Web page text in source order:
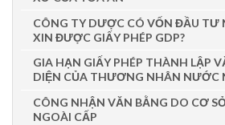
CÔNG TY DƯỢC CÓ VỐN ĐẦU TƯ
XIN ĐƯỢC GIẤY PHÉP GDP?
GIA HẠN GIẤY PHÉP THÀNH LẬP
DIỆN CỦA THƯƠNG NHÂN NƯỚC
CÔNG NHẬN VĂN BẰNG DO CƠ
NGOÀI CẤP